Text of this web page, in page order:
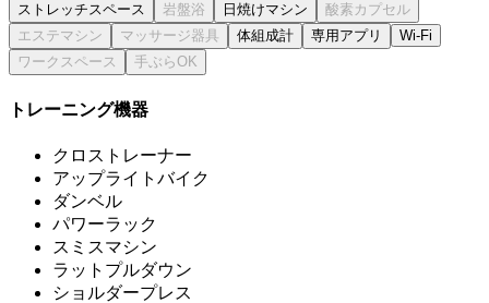
ストレッチスペース
日焼けマシン
体組成計
専用アプリ Wi-Fi
トレーニング機器
クロストレーナー
アップライトバイク
ダンベル
パワーラック
スミスマシン
ラットプルダウン
ショルダープレス